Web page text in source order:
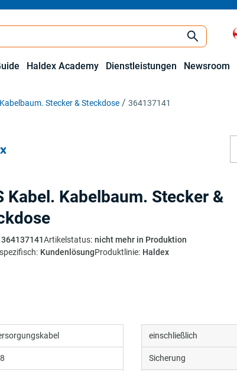
Haldex Academy Dienstleistungen Newsroom
Stecker & Steckdose 364137141
Kabel. Kabelbaum. Stecker &
364137141Artikelstatus: nicht mehr in Produktion
: KundenlösungProduktlinie: Haldex
einschließlich
Sicherung